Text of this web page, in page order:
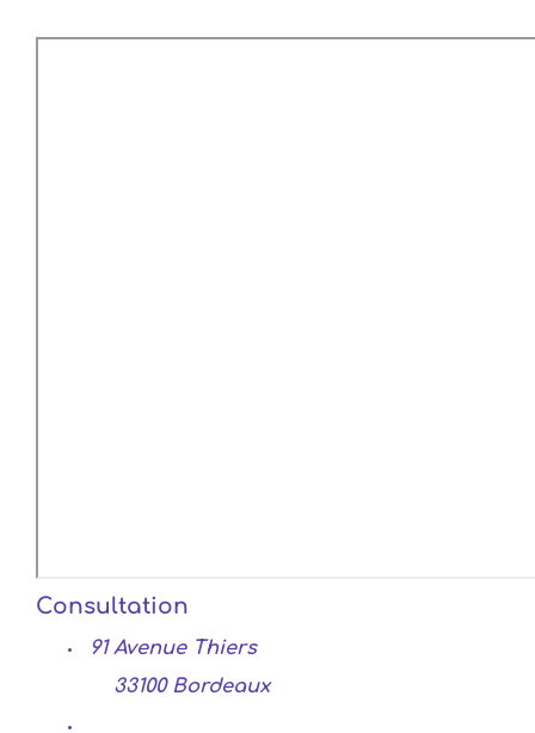
Consultation
91 Avenue Thiers
33100 Bordeaux